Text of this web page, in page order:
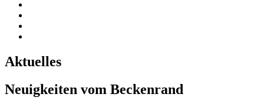
Aktuelles
Neuigkeiten vom Beckenrand